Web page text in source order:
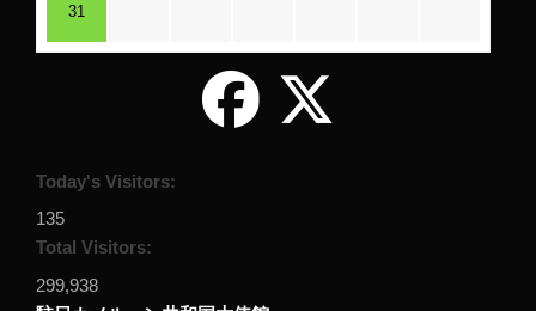
31
Today's Visitors:
135
Total Visitors:
299,938